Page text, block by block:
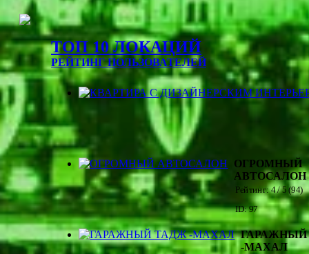
ТОП 10 ЛОКАЦИЙ
РЕЙТИНГ ПОЛЬЗОВАТЕЛЕЙ
ОГРОМНЫЙ
АВТОСАЛОН
Рейтинг:4/ 5 (94)
ID: 97
-МАХАЛ